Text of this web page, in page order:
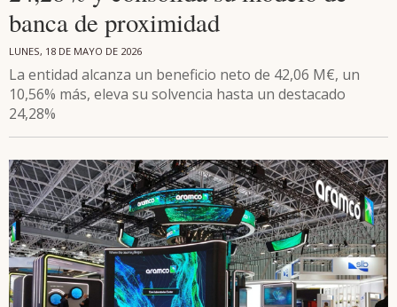
banca de proximidad
LUNES, 18 DE MAYO DE 2026
La entidad alcanza un beneficio neto de 42,06 M€, un
10,56% más, eleva su solvencia hasta un destacado
24,28%